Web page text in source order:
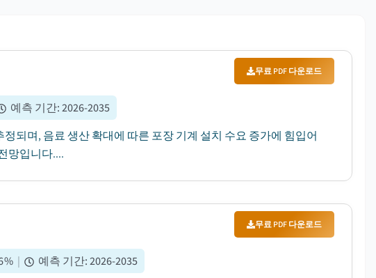
무료 PDF 다운로드
예측 기간:2026-2035
되며, 음료 생산 확대에 따른 포장 기계 설치 수요 증가에 힘입어
망입니다....
무료 PDF 다운로드
% | 예측 기간:2026-2035